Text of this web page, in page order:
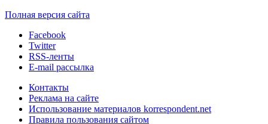
Полная версия сайта
Facebook
Twitter
RSS-ленты
E-mail рассылка
Контакты
Реклама на сайте
Использование материалов korrespondent.net
Правила пользования сайтом